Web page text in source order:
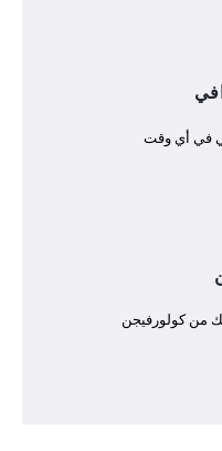
في أي وقت
من كولورفيجن